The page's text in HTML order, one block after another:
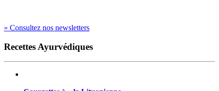
» Consultez nos newsletters
Recettes Ayurvédiques